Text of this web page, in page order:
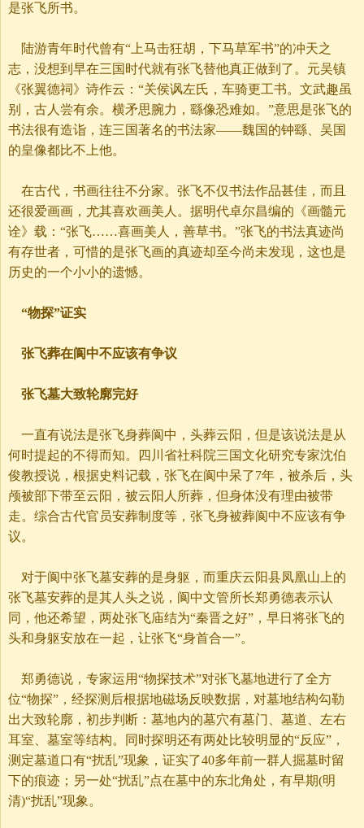
是张飞所书。
陆游青年时代曾有“上马击狂胡，下马草军书”的冲天之
志，没想到早在三国时代就有张飞替他真正做到了。元吴镇
《张翼德祠》诗作云：“关侯讽左氏，车骑更工书。文武趣虽
别，古人尝有余。横矛思腕力，繇像恐难如。”意思是张飞的
书法很有造诣，连三国著名的书法家——魏国的钟繇、吴国
的皇像都比不上他。
在古代，书画往往不分家。张飞不仅书法作品甚佳，而且
还很爱画画，尤其喜欢画美人。据明代卓尔昌编的《画髓元
诠》载：“张飞……喜画美人，善草书。”张飞的书法真迹尚
有存世者，可惜的是张飞画的真迹却至今尚未发现，这也是
历史的一个小小的遗憾。
“物探”证实
张飞葬在阆中不应该有争议
张飞墓大致轮廓完好
一直有说法是张飞身葬阆中，头葬云阳，但是该说法是从
何时提起的不得而知。四川省社科院三国文化研究专家沈伯
俊教授说，根据史料记载，张飞在阆中呆了7年，被杀后，头
颅被部下带至云阳，被云阳人所葬，但身体没有理由被带
走。综合古代官员安葬制度等，张飞身被葬阆中不应该有争
议。
对于阆中张飞墓安葬的是身躯，而重庆云阳县凤凰山上的
张飞墓安葬的是其人头之说，阆中文管所长郑勇德表示认
同，他还希望，两处张飞庙结为“秦晋之好”，早日将张飞的
头和身躯安放在一起，让张飞“身首合一”。
郑勇德说，专家运用“物探技术”对张飞墓地进行了全方
位“物探”，经探测后根据地磁场反映数据，对墓地结构勾勒
出大致轮廓，初步判断：墓地内的墓穴有墓门、墓道、左右
耳室、墓室等结构。同时探明还有两处比较明显的“反应”，
测定墓道口有“扰乱”现象，证实了40多年前一群人掘墓时留
下的痕迹；另一处“扰乱”点在墓中的东北角处，有早期(明
清)“扰乱”现象。